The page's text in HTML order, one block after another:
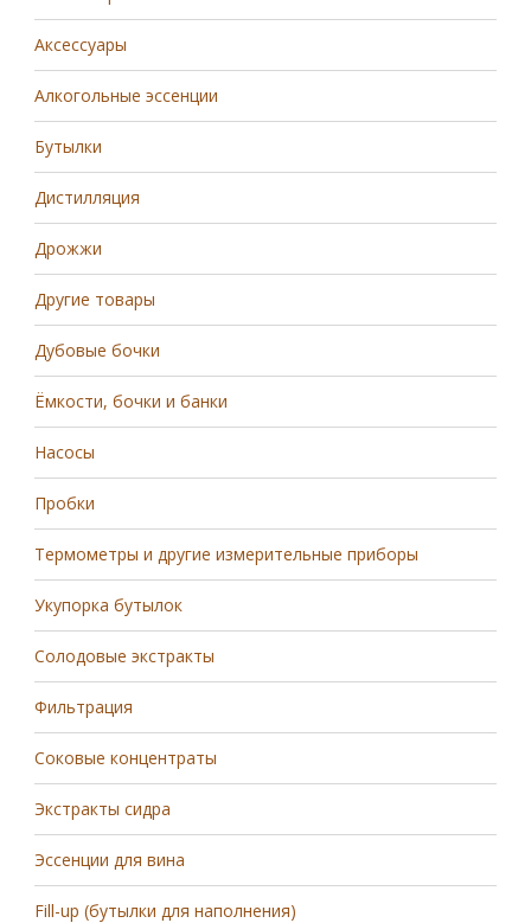
Аксессуары
Алкогольные эссенции
Бутылки
Дистилляция
Дрожжи
Другие товары
Дубовые бочки
Ёмкости, бочки и банки
Насосы
Пробки
Термометры и другие измерительные приборы
Укупорка бутылок
Солодовые экстракты
Фильтрация
Соковые концентраты
Экстракты сидра
Эссенции для вина
Fill-up (бутылки для наполнения)